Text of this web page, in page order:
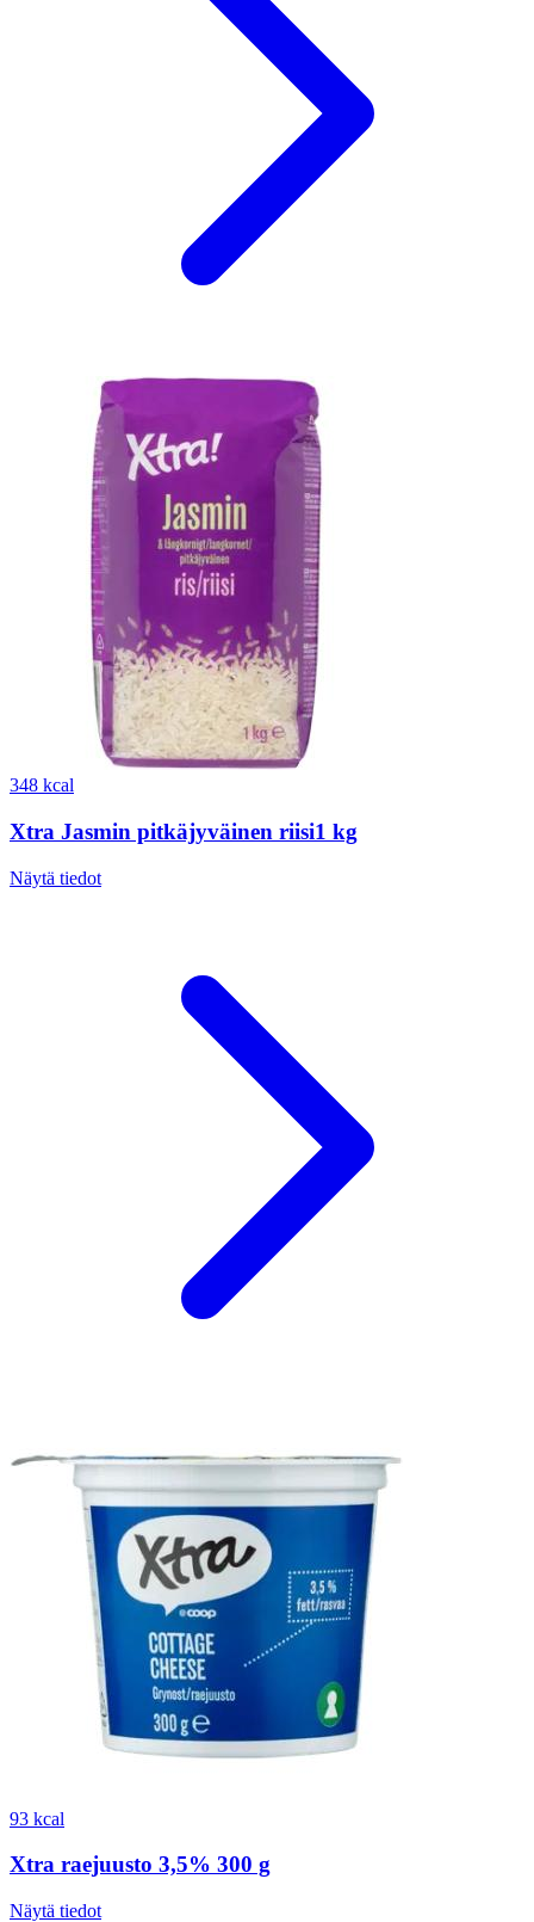
348 kcal
Xtra Jasmin pitkäjyväinen riisi1 kg
Näytä tiedot
93 kcal
Xtra raejuusto 3,5% 300 g
Näytä tiedot